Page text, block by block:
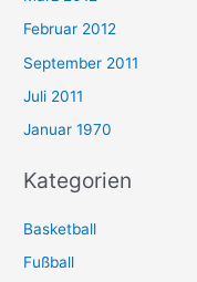
Februar 2012
September 2011
Juli 2011
Januar 1970
Kategorien
Basketball
Fußball